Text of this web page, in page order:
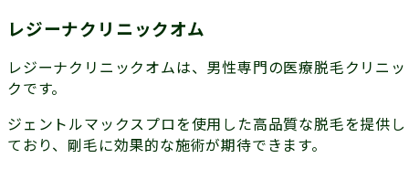
レジーナクリニックオム
レジーナクリニックオムは、男性専門の医療脱毛クリニッ
クです。
ジェントルマックスプロを使用した高品質な脱毛を提供し
ており、剛毛に効果的な施術が期待できます。